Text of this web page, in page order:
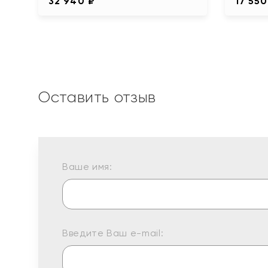
Оставить отзыв
Ваше имя:
Введите Ваш e-mail: